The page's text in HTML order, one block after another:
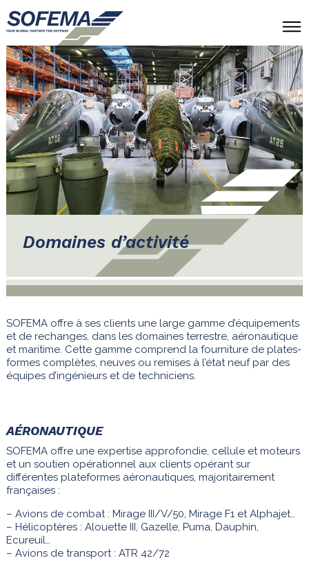
À PROPOS
EXPERTISES
PARTENAIRES ET RÉFÉRENCES
CONTACT
EN
Domaines d’activité
SOFEMA offre à ses clients une large gamme d’équipements
et de rechanges, dans les domaines terrestre, aéronautique
et maritime. Cette gamme comprend la fourniture de plates-
formes complètes, neuves ou remises à l’état neuf par des
équipes d’ingénieurs et de techniciens.
AÉRONAUTIQUE
SOFEMA offre une expertise approfondie, cellule et moteurs
et un soutien opérationnel aux clients opérant sur
différentes plateformes aéronautiques, majoritairement
françaises :
– Avions de combat : Mirage III/V/50, Mirage F1 et Alphajet…
– Hélicoptères : Alouette III, Gazelle, Puma, Dauphin,
Ecureuil…
– Avions de transport : ATR 42/72